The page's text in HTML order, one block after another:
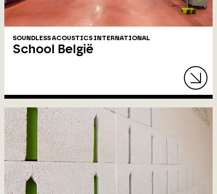
SOUNDLESS ACOUSTICS INTERNATIONAL
School België